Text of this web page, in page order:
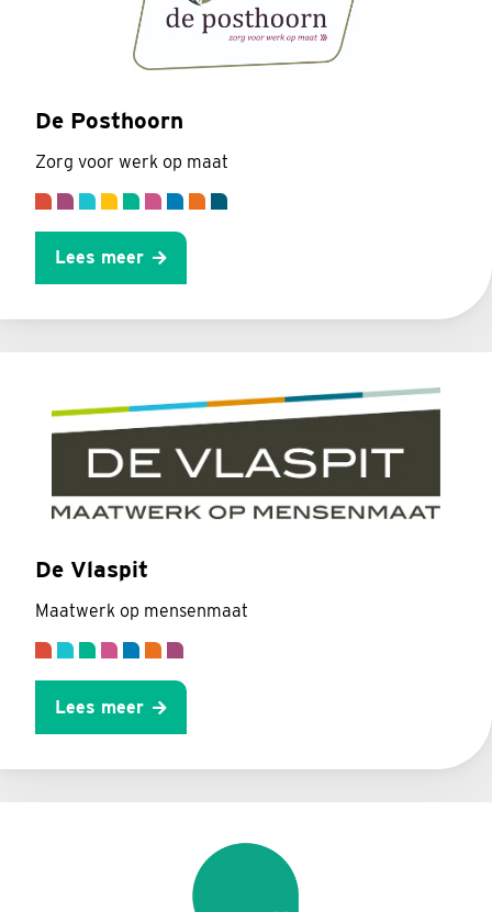
De Posthoorn
Zorg voor werk op maat
Lees meer
De Vlaspit
Maatwerk op mensenmaat
Lees meer